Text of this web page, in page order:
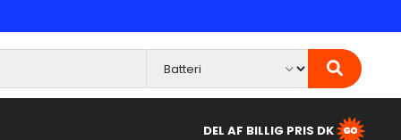
DEL AF BILLIG PRIS DK